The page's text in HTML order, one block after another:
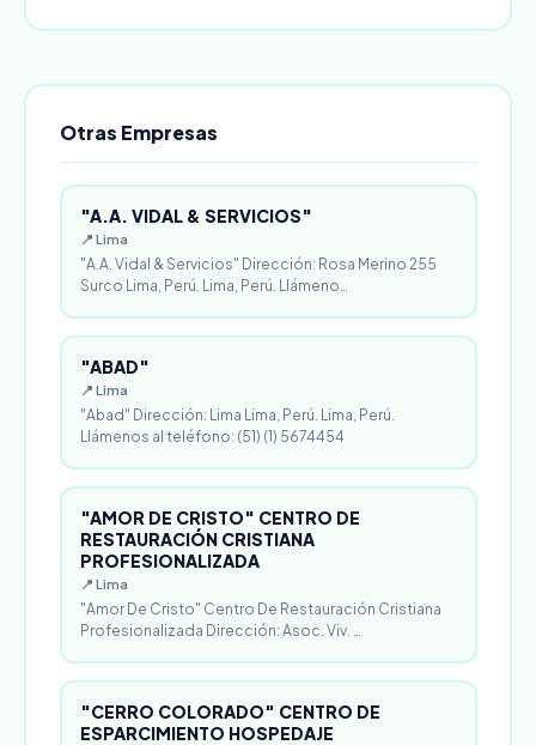
Otras Empresas
"A.A. VIDAL & SERVICIOS"
📍 Lima
"A.A. Vidal & Servicios" Dirección: Rosa Merino 255
Surco Lima, Perú. Lima, Perú. Llámeno…
"ABAD"
📍 Lima
"Abad" Dirección: Lima Lima, Perú. Lima, Perú.
Llámenos al teléfono: (51) (1) 5674454
"AMOR DE CRISTO" CENTRO DE
RESTAURACIÓN CRISTIANA
PROFESIONALIZADA
📍 Lima
"Amor De Cristo" Centro De Restauración Cristiana
Profesionalizada Dirección: Asoc. Viv. …
"CERRO COLORADO" CENTRO DE
ESPARCIMIENTO HOSPEDAJE